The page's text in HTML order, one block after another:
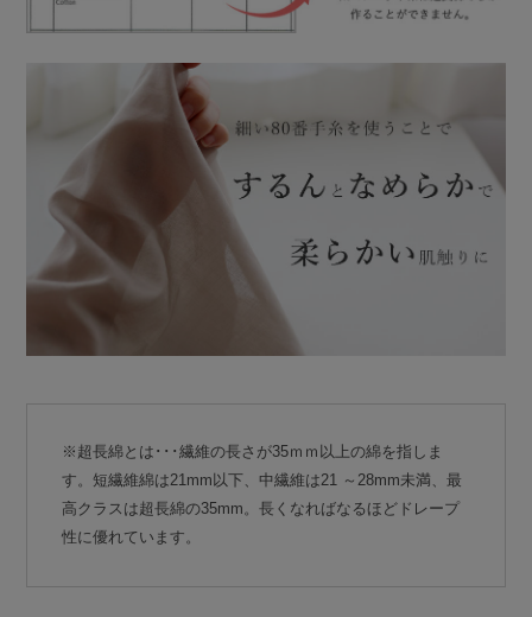
※超長綿とは･･･繊維の長さが35ｍｍ以上の綿を指しま
す。短繊維綿は21mm以下、中繊維は21 ～28mm未満、最
高クラスは超長綿の35mm。長くなればなるほどドレープ
性に優れています。